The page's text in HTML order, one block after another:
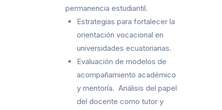
permanencia estudiantil.
Estrategias para fortalecer la
orientación vocacional en
universidades ecuatorianas.
Evaluación de modelos de
acompañamiento académico
y mentoría. Análisis del papel
del docente como tutor y